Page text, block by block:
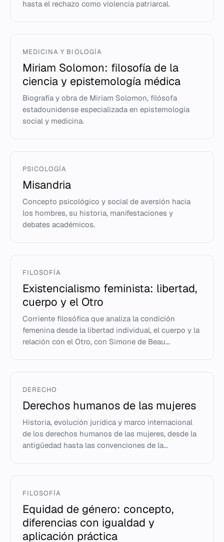
hasta el rechazo como violencia patriarcal.
MEDICINA Y BIOLOGÍA
Miriam Solomon: filosofía de la
ciencia y epistemología médica
Biografía y obra de Miriam Solomon, filósofa
estadounidense especializada en epistemología
social y medicina.
PSICOLOGÍA
Misandria
Concepto psicológico y social de aversión hacia
los hombres, su historia, manifestaciones y
debates académicos.
FILOSOFÍA
Existencialismo feminista: libertad,
cuerpo y el Otro
Corriente filosófica que analiza la condición
femenina desde la libertad individual, el cuerpo y la
relación con el Otro, con Simone de Beau...
DERECHO
Derechos humanos de las mujeres
Historia, evolución jurídica y marco internacional
de los derechos humanos de las mujeres, desde la
antigüedad hasta las convenciones de la...
FILOSOFÍA
Equidad de género: concepto,
diferencias con igualdad y
aplicación práctica